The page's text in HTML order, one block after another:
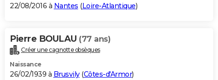
22/08/2016 à Nantes (Loire-Atlantique)
Pierre BOULAU (77 ans)
Créer une cagnotte obsèques
Naissance
26/02/1939 à Brusvily(Côtes-d'Armor)